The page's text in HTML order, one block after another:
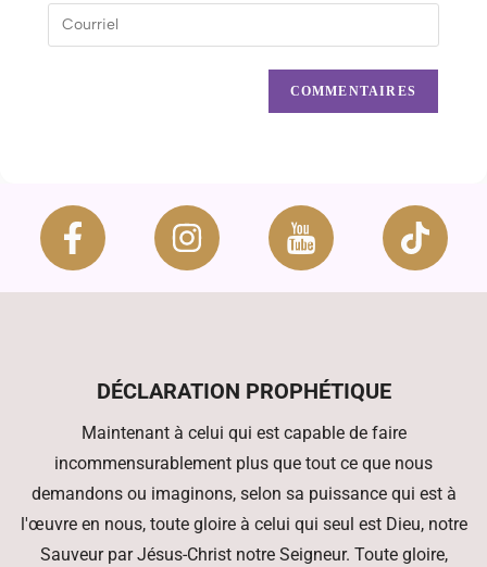
DÉCLARATION PROPHÉTIQUE
Maintenant à celui qui est capable de faire
incommensurablement plus que tout ce que nous
demandons ou imaginons, selon sa puissance qui est à
l'œuvre en nous, toute gloire à celui qui seul est Dieu, notre
Sauveur par Jésus-Christ notre Seigneur. Toute gloire,